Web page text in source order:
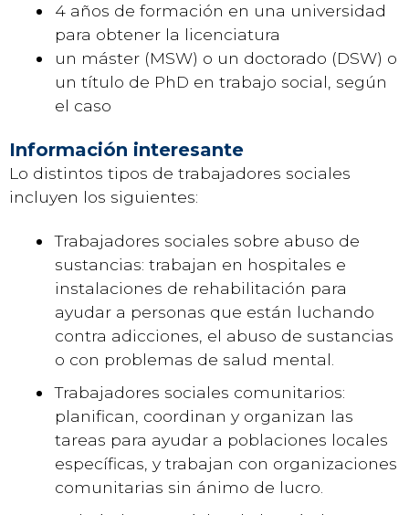
4 años de formación en una universidad
para obtener la licenciatura
un máster (MSW) o un doctorado (DSW) o
un título de PhD en trabajo social, según
el caso
Información interesante
Lo distintos tipos de trabajadores sociales
incluyen los siguientes:
Trabajadores sociales sobre abuso de
sustancias: trabajan en hospitales e
instalaciones de rehabilitación para
ayudar a personas que están luchando
contra adicciones, el abuso de sustancias
o con problemas de salud mental.
Trabajadores sociales comunitarios:
planifican, coordinan y organizan las
tareas para ayudar a poblaciones locales
específicas, y trabajan con organizaciones
comunitarias sin ánimo de lucro.